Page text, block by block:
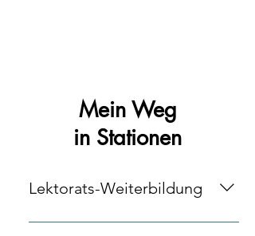
Mein Weg
in Stationen
Lektorats-Weiterbildung
u.a. bei „Textehexe“ Juri Pavlovic (zu